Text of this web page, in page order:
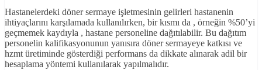
Hastanelerdeki döner sermaye işletmesinin gelirleri hastanenin
ihtiyaçlarını karşılamada kullanılırken, bir kısmı da , örneğin %50’yi
geçmemek kaydıyla , hastane personeline dağıtılabilir. Bu dağıtım
personelin kalifikasyonunun yanısıra döner sermayeye katkısı ve
hzmt üretiminde gösterdiği performans da dikkate alınarak adil bir
hesaplama yöntemi kullanılarak yapılmalıdır.